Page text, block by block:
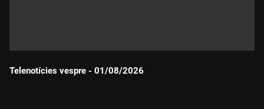
Telenotícies vespre - 01/08/2026